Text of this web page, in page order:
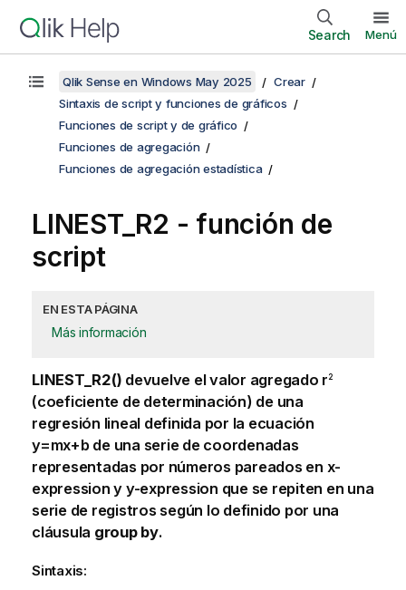
Search Menú
Qlik Sense en Windows May 2025
Crear
Sintaxis de script y funciones de gráficos
Funciones de script y de gráfico
Funciones de agregación
Funciones de agregación estadística
LINEST_R2 - función de
script
EN ESTA PÁGINA
Más información
LINEST_R2() devuelve el valor agregado r 2
(coeficiente de determinación) de una
regresión lineal definida por la ecuación
y=mx+bde una serie de coordenadas
representadas por números pareados en x-
expression y y-expression que se repiten en una
serie de registros según lo definido por una
cláusula group by.
Sintaxis: